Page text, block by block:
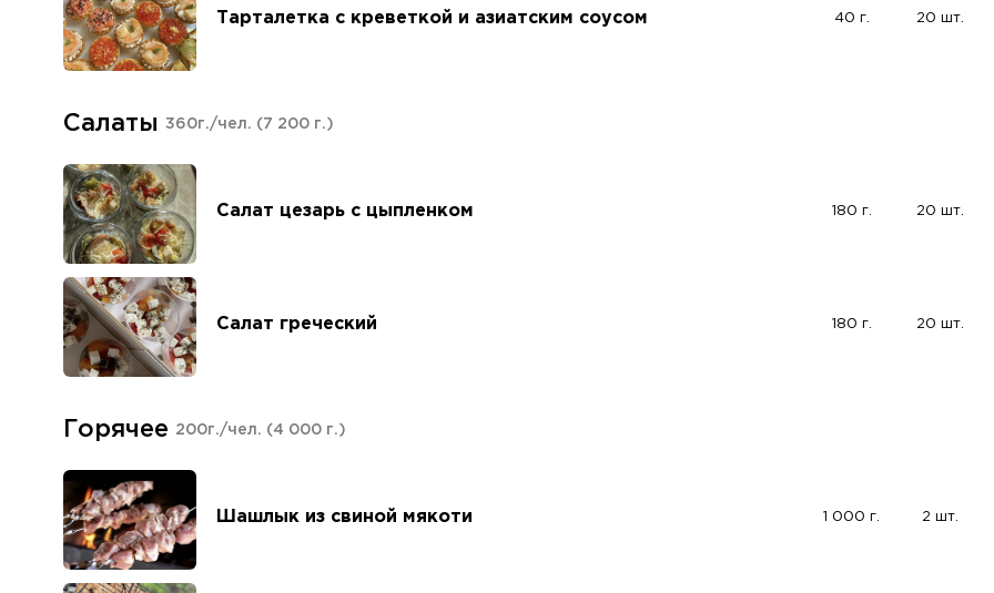
Тарталетка с креветкой и азиатским соусом 40 г. 20 шт.
Салаты 360г./чел. (7 200 г.)
Салат цезарь с цыпленком 180 г. 20 шт.
Салат греческий 180 г. 20 шт.
Горячее 200г./чел. (4 000 г.)
Шашлык из свиной мякоти 1 000 г. 2 шт.